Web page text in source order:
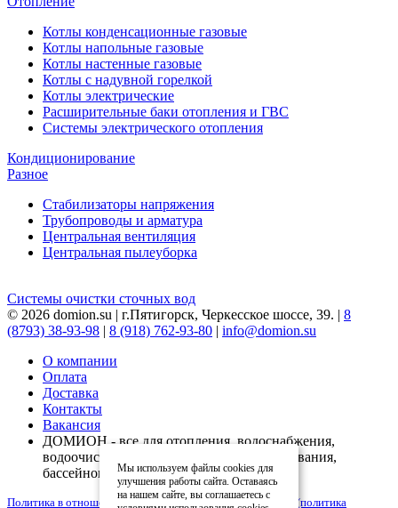
Котлы конденсационные газовые
Котлы напольные газовые
Котлы настенные газовые
Котлы с надувной горелкой
Котлы электрические
Расширительные баки отопления и ГВС
Системы электрического отопления
Кондиционирование
Разное
Стабилизаторы напряжения
Трубопроводы и арматура
Центральная вентиляция
Центральная пылеуборка
Системы очистки сточных вод
© 2026 domion.su | г.Пятигорск, Черкесское шоссе, 39. | 8
(8793) 38-93-98 | 8 (918) 762-93-80 | info@domion.su
О компании
Оплата
Доставка
Контакты
Вакансия
ДОМИОН - все для отопления, водоснабжения,
водоочистки, вентиляции, кондиционирования,
бассейнов
Политика в отношении обработки персональных данных (политика
Мы используем файлы cookies для
улучшения работы сайта. Оставаясь
на нашем сайте, вы соглашаетесь с